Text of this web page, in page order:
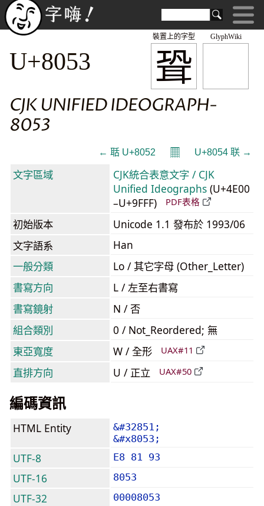
GlyphWiki
聓
裝置上的字型
U+8053
CJK UNIFIED IDEOGRAPH-
8053
← 聒 U+8052 𝄜 U+8054 联 →
文字區域
CJK統合表意文字 / CJK
Unified Ideographs (U+4E00
–U+9FFF)
PDF表格
初始版本
Unicode 1.1 發布於 1993/06
文字語系
Han
一般分類
Lo / 其它字母 (Other_Letter)
書寫方向
L / 左至右書寫
書寫鏡射
N / 否
組合類別
0 / Not_Reordered; 無
東亞寬度
W / 全形 UAX#11
直排方向 U / 正立 UAX#50
編碼資訊
HTML Entity
&#32851;
&#x8053;
UTF-8 E8 81 93
UTF-16 8053
UTF-32 00008053